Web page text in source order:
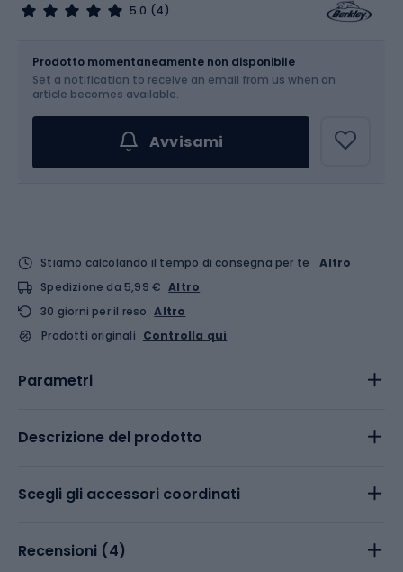
5.0 (4)
Scegli un'opzione...
Prodotto momentaneamente non disponibile
Set a notification to receive an email from us when an
article becomes available.
Avvisami
Stiamo calcolando il tempo di consegna per te
Altro
Spedizione da 5,99 € Altro
30 giorni per il reso Altro
Prodotti originali Controlla qui
Parametri
Descrizione del prodotto
Scegli gli accessori coordinati
Recensioni (4)